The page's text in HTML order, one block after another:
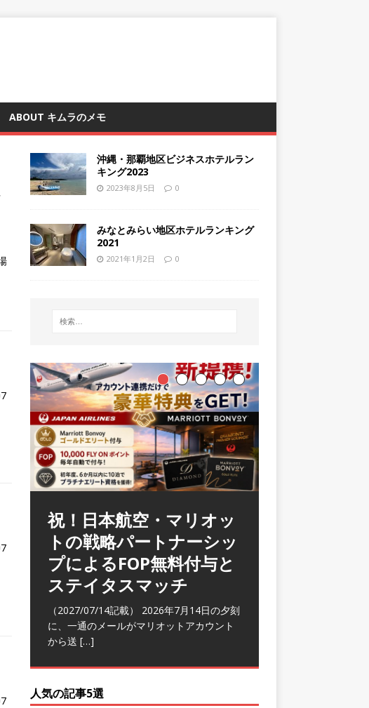
ABOUT キムラのメモ
沖縄・那覇地区ビジネスホテルラン
キング2023
2023年8月5日 0
みなとみらい地区ホテルランキング
2021
2021年1月2日 0
祝！日本航空・マリオッ
トの戦略パートナーシッ
プによるFOP無料付与と
ステイタスマッチ
（2027/07/14記載） 2026年7月14日の夕刻
に、一通のメールがマリオットアカウント
から送 […]
人気の記事5選